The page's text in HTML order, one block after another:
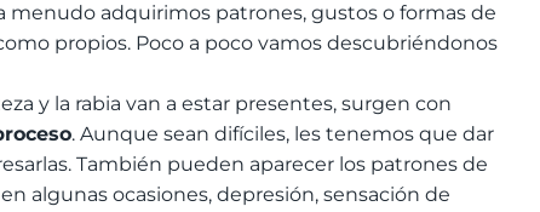
menudo adquirimos patrones, gustos o formas de
propios. Poco a poco vamos descubriéndonos
y la rabia van a estar presentes, surgen con
. Aunque sean difíciles, les tenemos que dar
También pueden aparecer los patrones de
algunas ocasiones, depresión, sensación de